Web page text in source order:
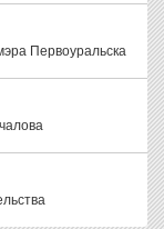
Первоуральска